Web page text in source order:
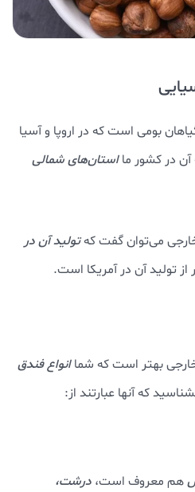
بومی است که در اروپا و آسیا
در کشور مااستان‌های شمالی
خارجی می‌توان گفت کهتولید آن در
از تولید آن در آمریکا است.
خارجی بهتر است که شماانواع فندق
که آنها عبارتند از:
هم معروف است، درشت،